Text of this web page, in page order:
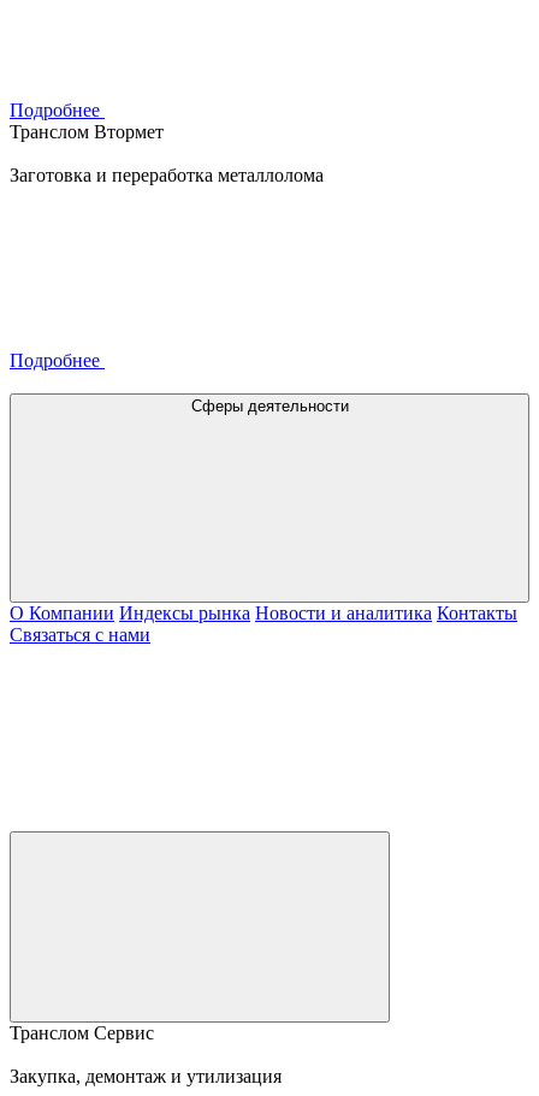
Подробнее
Транслом Втормет
Заготовка и переработка металлолома
Подробнее
Сферы деятельности
О Компании Индексы рынка Новости и аналитика Контакты
Связаться с нами
Транслом Сервис
Закупка, демонтаж и утилизация